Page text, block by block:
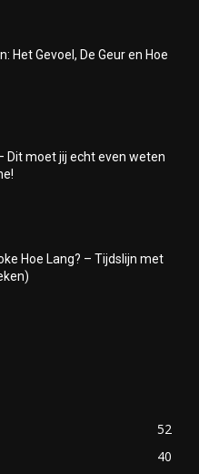
Het Gevoel, De Geur en Hoe
Dit moet jij echt even weten
Hoe Lang? – Tijdslijn met
52
40